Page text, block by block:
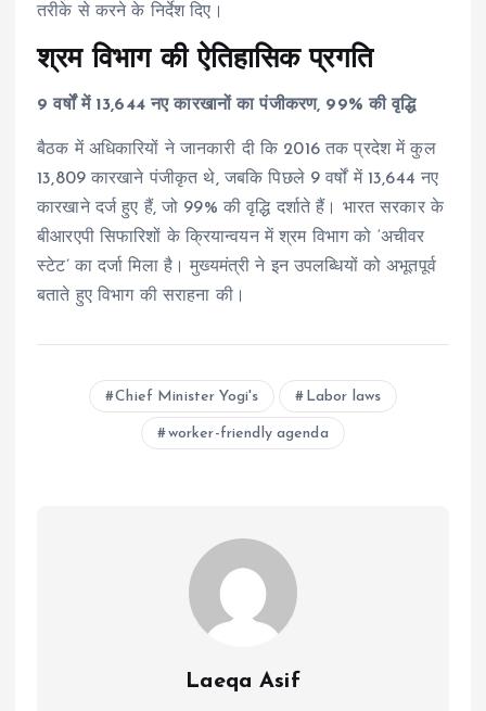
तरीके से करने के निर्देश दिए।
श्रम विभाग की ऐतिहासिक प्रगति
9 वर्षों में 13,644 नए कारखानों का पंजीकरण, 99% की वृद्धि
बैठक में अधिकारियों ने जानकारी दी कि 2016 तक प्रदेश में कुल
13,809 कारखाने पंजीकृत थे, जबकि पिछले 9 वर्षों में 13,644 नए
कारखाने दर्ज हुए हैं, जो 99% की वृद्धि दर्शाते हैं। भारत सरकार के
बीआरएपी सिफारिशों के क्रियान्वयन में श्रम विभाग को ‘अचीवर
स्टेट’ का दर्जा मिला है। मुख्यमंत्री ने इन उपलब्धियों को अभूतपूर्व
बताते हुए विभाग की सराहना की।
Chief Minister Yogi's Labor laws
worker-friendly agenda
Laeqa Asif